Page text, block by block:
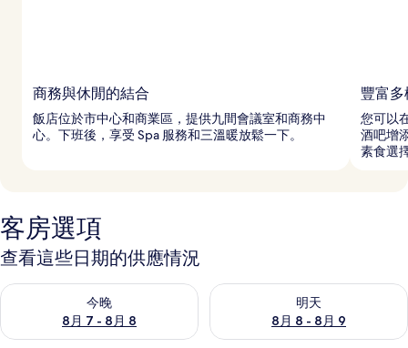
商務與休閒的結合
飯店位於市中心和商業區，提供九間會議室和商務中
心。下班後，享受 Spa 服務和三溫暖放鬆一下。
豐富
您可以
酒吧增
素食選
客房選項
查看這些日期的供應情況
今晚
8月 7 - 8月 8
查看今晚 (8月 7 - 8月 8) 的供應情況
明天
8月 8 - 8月 9
查看明天 (8月 8 - 8月 9) 的供